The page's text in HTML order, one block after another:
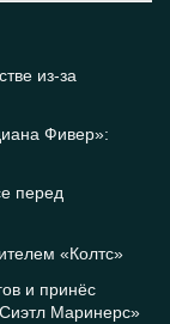
из-за
Фивер»:
перед
«Колтс»
и принёс
Маринерс»